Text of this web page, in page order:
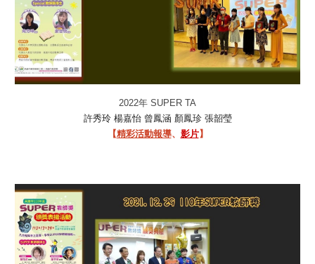
2022年 SUPER TA
許秀玲 楊嘉怡 曾鳳涵 顏鳳珍 張韶瑩
【精彩活動報導、 影片】